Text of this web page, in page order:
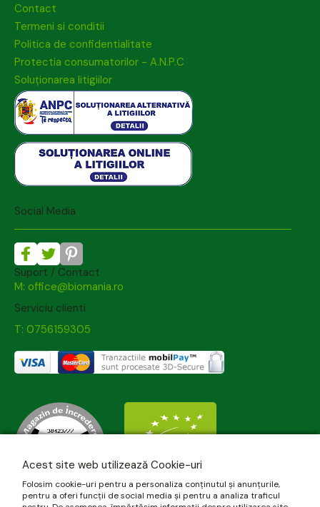
Contact
Termeni si conditii
Politica de confidentialitate
Protectia consumatorilor - A.N.P.C
Soluționarea litigiilor
Social Media
Suport / Contact
M: office@biomania.ro
Serviciu clienti
T: 0756159305
Acest site web utilizează Cookie-uri
Folosim cookie-uri pentru a personaliza conținutul și anunțurile,
pentru a oferi funcții de social media și pentru a analiza traficul